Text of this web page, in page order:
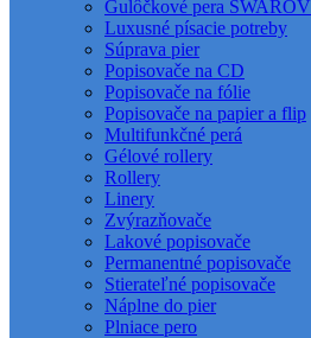
Gulôčkové pera
Luxusné písacie potreby
Súprava pier
Popisovače na CD
Popisovače na fólie
Popisovače na papier a flip
Multifunkčné perá
Gélové rollery
Rollery
Linery
Zvýrazňovače
Lakové popisovače
Permanentné popisovače
Stierateľné popisovače
Náplne do pier
Plniace pero